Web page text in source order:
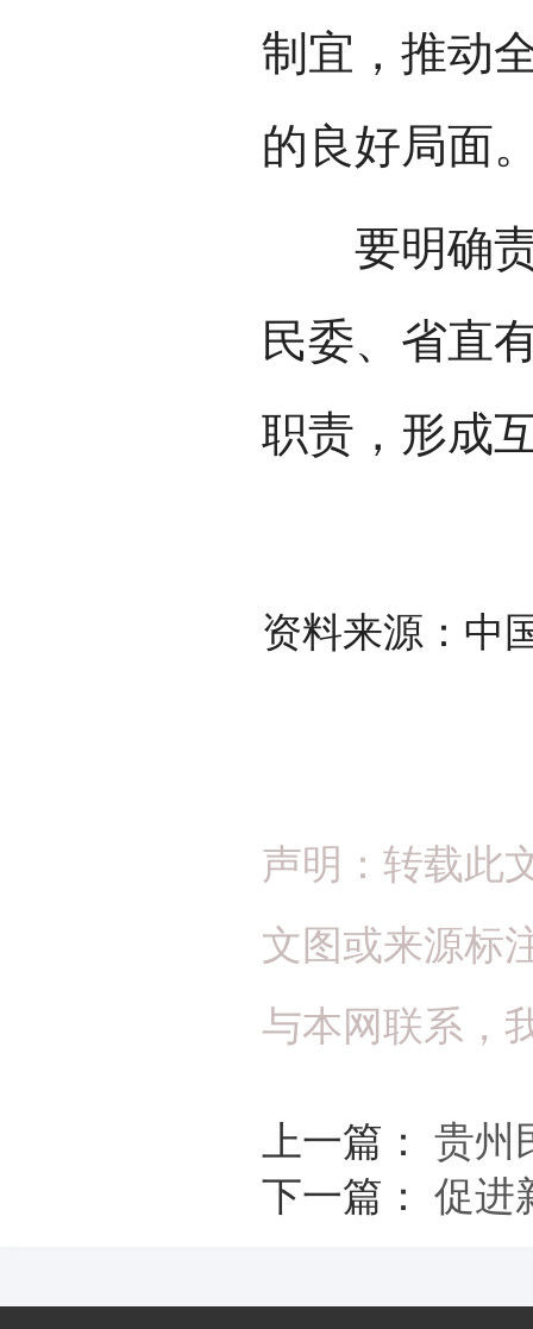
制宜，推动
的良好局面
要明确责
民委、省直
职责，形成
资料来源：中
声明：转载此
文图或来源标
与本网联系，
上一篇： 贵州
下一篇： 促进